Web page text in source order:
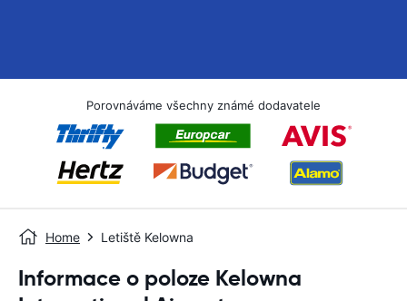
Porovnáváme všechny známé dodavatele
Home Letiště Kelowna
Informace o poloze Kelowna